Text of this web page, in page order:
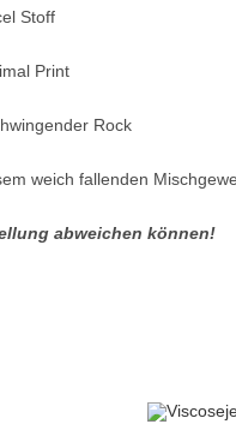
Stoff
Print
Rock
weich fallenden
abweichen können!